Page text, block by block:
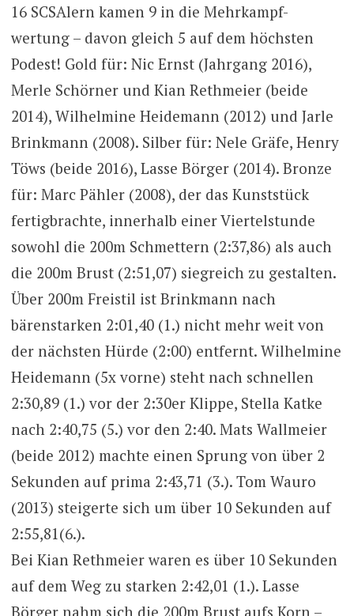
16 SCSAlern kamen 9 in die Mehrkampf-
wertung – davon gleich 5 auf dem höchsten
Podest! Gold für: Nic Ernst (Jahrgang 2016),
Merle Schörner und Kian Rethmeier (beide
2014), Wilhelmine Heidemann (2012) und Jarle
Brinkmann (2008). Silber für: Nele Gräfe, Henry
Töws (beide 2016), Lasse Börger (2014). Bronze
für: Marc Pähler (2008), der das Kunststück
fertigbrachte, innerhalb einer Viertelstunde
sowohl die 200m Schmettern (2:37,86) als auch
die 200m Brust (2:51,07) siegreich zu gestalten.
Über 200m Freistil ist Brinkmann nach
bärenstarken 2:01,40 (1.) nicht mehr weit von
der nächsten Hürde (2:00) entfernt. Wilhelmine
Heidemann (5x vorne) steht nach schnellen
2:30,89 (1.) vor der 2:30er Klippe, Stella Katke
nach 2:40,75 (5.) vor den 2:40. Mats Wallmeier
(beide 2012) machte einen Sprung von über 2
Sekunden auf prima 2:43,71 (3.). Tom Wauro
(2013) steigerte sich um über 10 Sekunden auf
2:55,81(6.).
Bei Kian Rethmeier waren es über 10 Sekunden
auf dem Weg zu starken 2:42,01 (1.). Lasse
Börger nahm sich die 200m Brust aufs Korn –